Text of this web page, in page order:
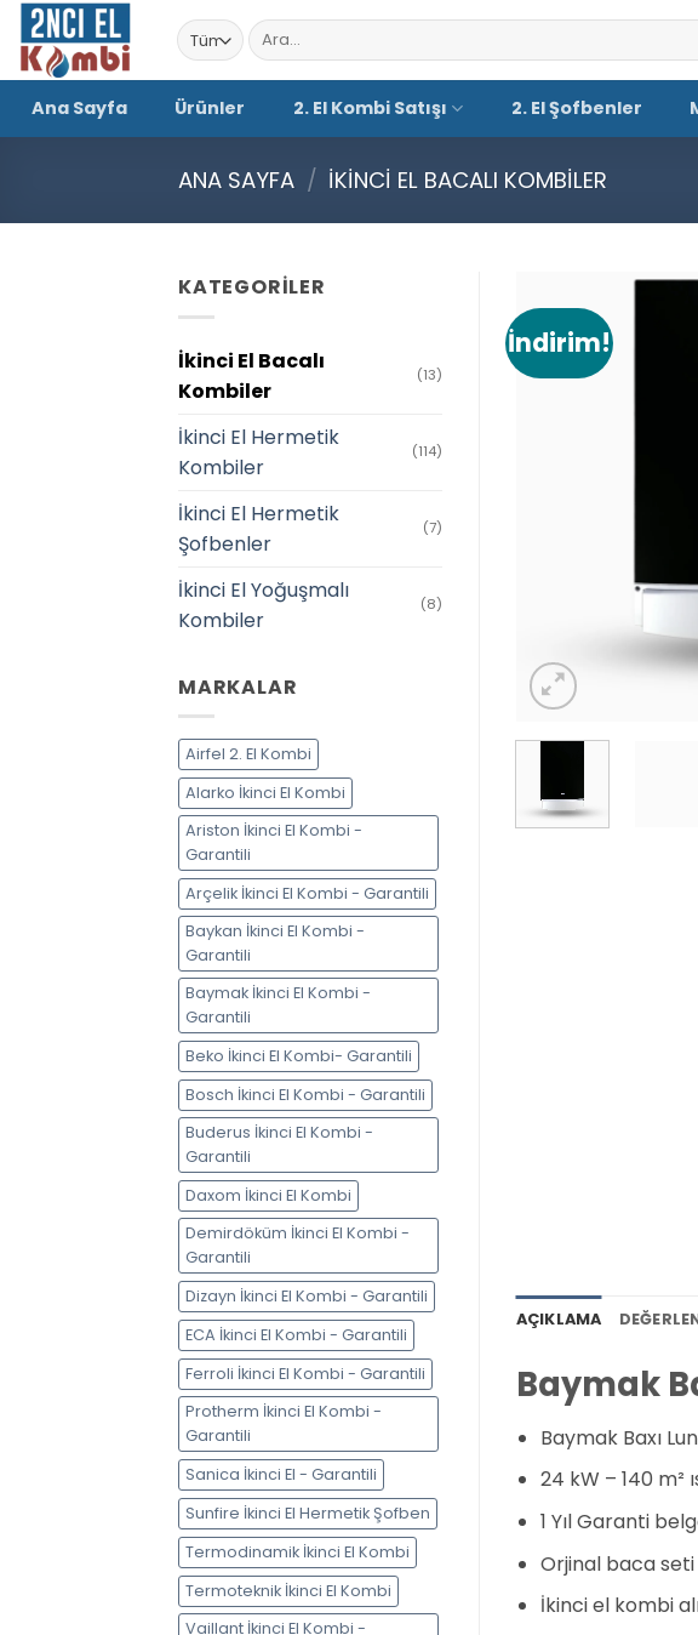
İçeriğe
atla
Ara:
Ana Sayfa Ürünler 2. El Kombi Satışı 2. El Şofbenler
ANA SAYFA / İKINCI EL BACALI KOMBILER
KATEGORILER
İkinci El Bacalı
Kombiler
(13)
İkinci El Hermetik
Kombiler
(114)
İkinci El Hermetik
Şofbenler
(7)
İkinci El Yoğuşmalı
Kombiler
(8)
MARKALAR
Airfel 2. El Kombi
Alarko İkinci El Kombi
Ariston İkinci El Kombi -
Garantili
Arçelik İkinci El Kombi - Garantili
Baykan İkinci El Kombi -
Garantili
Baymak İkinci El Kombi -
Garantili
Beko İkinci El Kombi- Garantili
Bosch İkinci El Kombi - Garantili
Buderus İkinci El Kombi -
Garantili
Daxom İkinci El Kombi
Demirdöküm İkinci El Kombi -
Garantili
Dizayn İkinci El Kombi - Garantili
ECA İkinci El Kombi - Garantili
Ferroli İkinci El Kombi - Garantili
Protherm İkinci El Kombi -
Garantili
Sanica İkinci El - Garantili
Sunfire İkinci El Hermetik Şofben
Termodinamik İkinci El Kombi
Termoteknik İkinci El Kombi
Vaillant İkinci El Kombi -
İndirim!
AÇIKLAMA
Baymak
Baymak Baxı
24 kW – 140 m²
1 Yıl Garanti
Orjinal baca
İkinci el kombi